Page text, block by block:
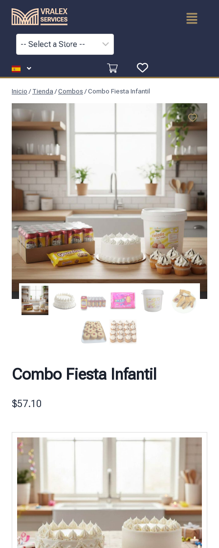
Inicio / Tienda/Combos /Combo Fiesta Infantil
Combo Fiesta Infantil
$57.10